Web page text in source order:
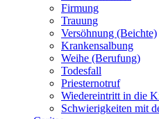
Firmung
Trauung
Versöhnung (Beichte)
Krankensalbung
Weihe (Berufung)
Todesfall
Priesternotruf
Wiedereintritt in die
Schwierigkeiten mit